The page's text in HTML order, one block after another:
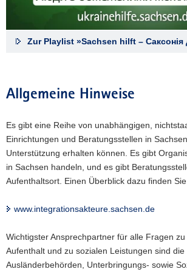
Zur Playlist »Sachsen hilft – Саксонія
Allgemeine Hinweise
Es gibt eine Reihe von unabhängigen,
Einrichtungen und Beratungsstellen in
Unterstützung erhalten können. Es gibt
in Sachsen handeln, und es gibt
Aufenthaltsort. Einen Überblick dazu finden
www.integrationsakteure.sachsen.de
Wichtigster Ansprechpartner für alle Fragen
Aufenthalt und zu sozialen Leistungen sind die
Ausländerbehörden, Unterbringungs- sowie